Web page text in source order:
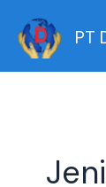
content
PT